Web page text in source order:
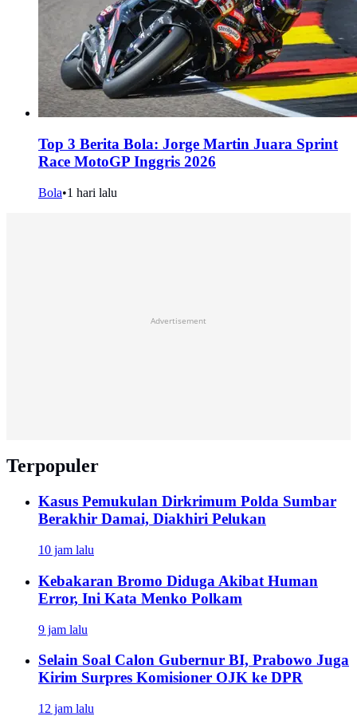
Top 3 Berita Bola: Jorge Martin Juara Sprint
Race MotoGP Inggris 2026
Bola•1 hari lalu
Advertisement
Terpopuler
Kasus Pemukulan Dirkrimum Polda Sumbar
Berakhir Damai, Diakhiri Pelukan
10 jam lalu
Kebakaran Bromo Diduga Akibat Human
Error, Ini Kata Menko Polkam
9 jam lalu
Selain Soal Calon Gubernur BI, Prabowo Juga
Kirim Surpres Komisioner OJK ke DPR
12 jam lalu